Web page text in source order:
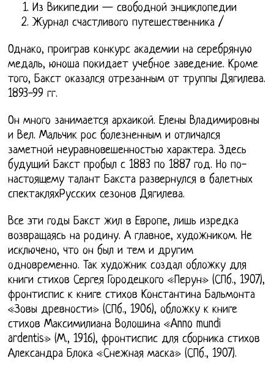
Из Википедии — свободной энциклопедии
Журнал счастливого путешественника /
Однако, проиграв конкурс академии на серебряную
медаль, юноша покидает учебное заведение. Кроме
того, Бакст оказался отрезанным от труппы Дягилева.
1893-99 гг.
Он много занимается архаикой. Елены Владимировны
и Вел. Мальчик рос болезненным и отличался
заметной неуравновешенностью характера. Здесь
будущий Бакст пробыл с 1883 по 1887 год. Но по-
настоящему талант Бакста развернулся в балетных
спектакляхРусских сезонов Дягилева.
Все эти годы Бакст жил в Европе, лишь изредка
возвращаясь на родину. А главное, художником. Не
исключено, что он был и тем и другим
одновременно. Так художник создал обложку для
книги стихов Сергея Городецкого «Перун» (СПб., 1907),
фронтиспис к книге стихов Константина Бальмонта
«Зовы древности» (СПб., 1906), обложку к книге
стихов Максимилиана Волошина «Anno mundi
ardentis» (М., 1916), фронтиспис для сборника стихов
Александра Блока «Снежная маска» (СПб., 1907).